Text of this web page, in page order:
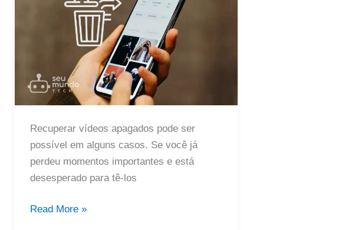
Recuperar vídeos apagados pode ser
possível em alguns casos. Se você já
perdeu momentos importantes e está
desesperado para tê-los
Recupere
Read More »